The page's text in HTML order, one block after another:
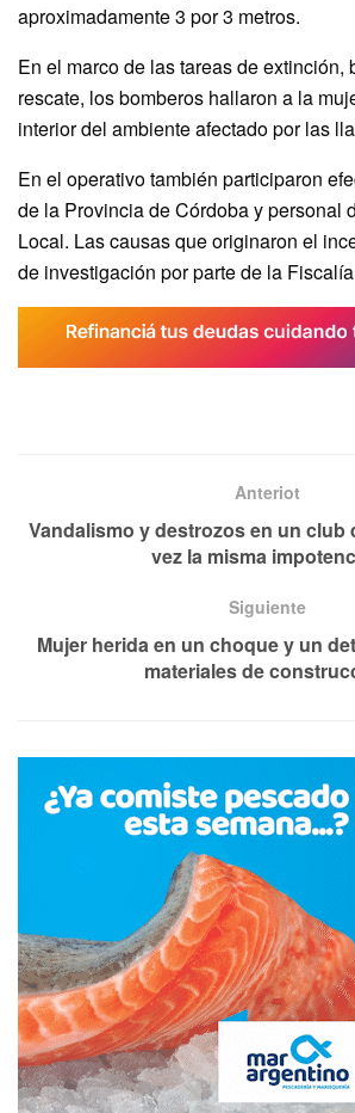
aproximadamente 3 por 3 metros.
En el marco de las tareas de extinción,
rescate, los bomberos hallaron a la
interior del ambiente afectado por las
En el operativo también participaron
de la Provincia de Córdoba y personal
Local. Las causas que originaron el
de investigación por parte de la
Anteriot
Vandalismo y destrozos en un club
vez la misma
Siguiente
Mujer herida en un choque y un
materiales de